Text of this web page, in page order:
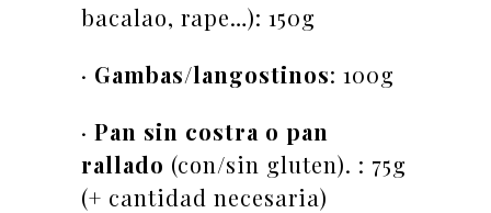
bacalao, rape…): 150g
· Gambas/langostinos: 100g
· Pan sin costra o pan
rallado (con/sin gluten). : 75g
(+ cantidad necesaria)